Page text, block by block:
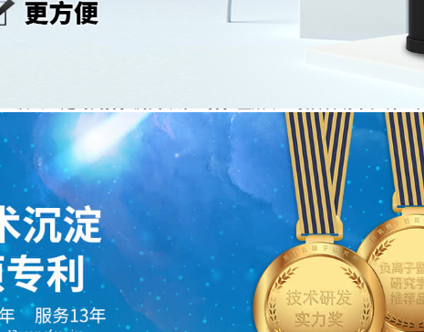
舒畅心情，注意衣着外表礼仪的美观。就算是没人注意你的外表
己腾出一定时间打扫房间，家里打扫整洁，一切井井有条。再一
清新的环境是您迅速入眠的“催化剂”。
跑步、有氧舞蹈，健身的良好效果。这些都是最有效抵抗失眠
。
节制规律的，起居饮食，睡眠时间最好都有一定规定。
时间，走向大自然，菜圃是最佳运动之一。除此之外平常外
户外运动可以陶冶心情，有效改善睡眠。